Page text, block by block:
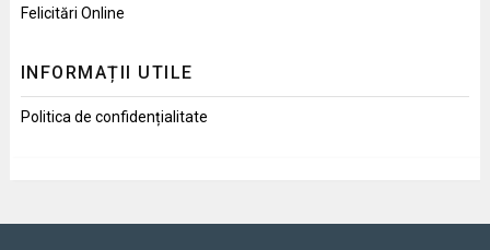
Felicitări Online
INFORMAȚII UTILE
Politica de confidențialitate